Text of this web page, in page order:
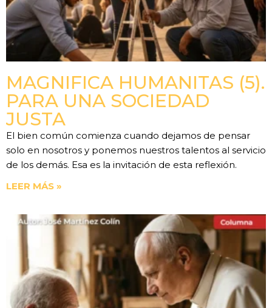
MAGNIFICA HUMANITAS (5).
PARA UNA SOCIEDAD
JUSTA
El bien común comienza cuando dejamos de pensar
solo en nosotros y ponemos nuestros talentos al servicio
de los demás. Esa es la invitación de esta reflexión.
LEER MÁS »